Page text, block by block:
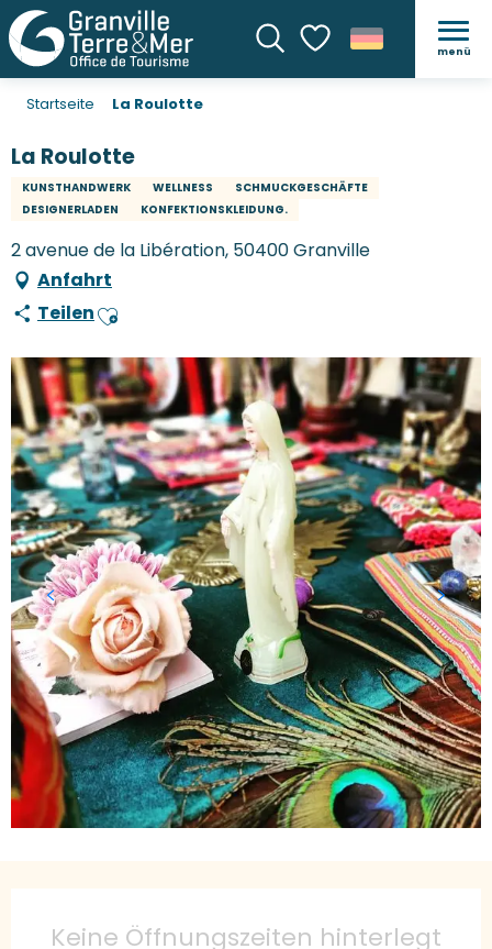
SucheVoir les favoris
menü
Startseite La Roulotte
La Roulotte
KUNSTHANDWERK WELLNESS
SCHMUCKGESCHÄFTE
DESIGNERLADEN
KONFEKTIONSKLEIDUNG.
2 avenue de la Libération, 50400 Granville
Anfahrt
TeilenAjouter aux favoris
Keine Öffnungszeiten hinterlegt